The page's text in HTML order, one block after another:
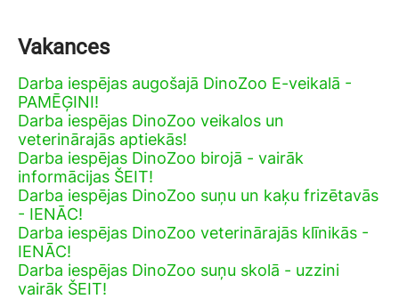
Vakances
Darba iespējas augošajā DinoZoo E-veikalā -
PAMĒĢINI!
Darba iespējas DinoZoo veikalos un
veterinārajās aptiekās!
Darba iespējas DinoZoo birojā - vairāk
informācijas ŠEIT!
Darba iespējas DinoZoo suņu un kaķu frizētavās
- IENĀC!
Darba iespējas DinoZoo veterinārajās klīnikās -
IENĀC!
Darba iespējas DinoZoo suņu skolā - uzzini
vairāk ŠEIT!